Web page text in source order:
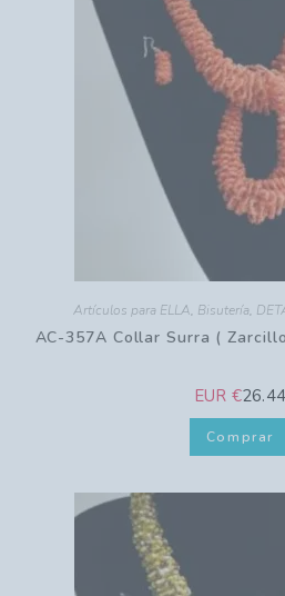
Artículos para ELLA, Bisutería,
AC-357A Collar Surra (
EUR €26.44
Comprar